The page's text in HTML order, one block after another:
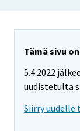
Tämä sivu
5.4.2022
uudistetulta
Siirry